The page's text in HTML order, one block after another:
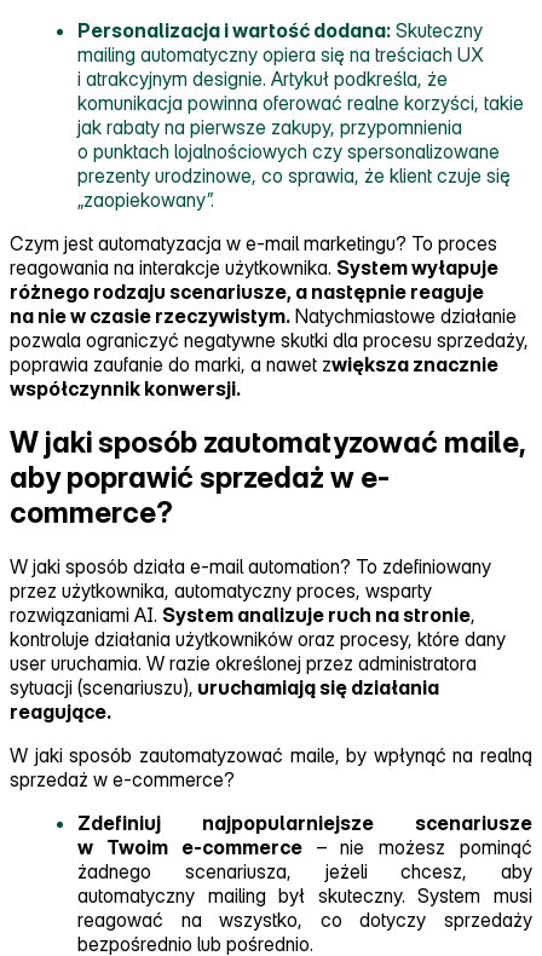
Personalizacja i wartość dodana: Skuteczny
mailing automatyczny opiera się na treściach UX
i atrakcyjnym designie. Artykuł podkreśla, że
komunikacja powinna oferować realne korzyści, takie
jak rabaty na pierwsze zakupy, przypomnienia
o punktach lojalnościowych czy spersonalizowane
prezenty urodzinowe, co sprawia, że klient czuje się
„zaopiekowany”.
Czym jest automatyzacja w e‑mail marketingu? To proces
reagowania na interakcje użytkownika. System wyłapuje
różnego rodzaju scenariusze, a następnie reaguje
na nie w czasie rzeczywistym. Natychmiastowe działanie
pozwala ograniczyć negatywne skutki dla procesu sprzedaży,
poprawia zaufanie do marki, a nawet zwiększa znacznie
współczynnik konwersji.
W jaki sposób zautomatyzować maile,
aby poprawić sprzedaż w e-
commerce?
W jaki sposób działa e‑mail automation? To zdefiniowany
przez użytkownika, automatyczny proces, wsparty
rozwiązaniami AI. System analizuje ruch na stronie,
kontroluje działania użytkowników oraz procesy, które dany
user uruchamia. W razie określonej przez administratora
sytuacji (scenariuszu), uruchamiają się działania
reagujące.
W jaki sposób zautomatyzować maile, by wpłynąć na realną
sprzedaż w e‑commerce?
Zdefiniuj najpopularniejsze scenariusze
w Twoim e‑commerce– nie możesz pominąć
żadnego scenariusza, jeżeli chcesz, aby
automatyczny mailing był skuteczny. System musi
reagować na wszystko, co dotyczy sprzedaży
bezpośrednio lub pośrednio.